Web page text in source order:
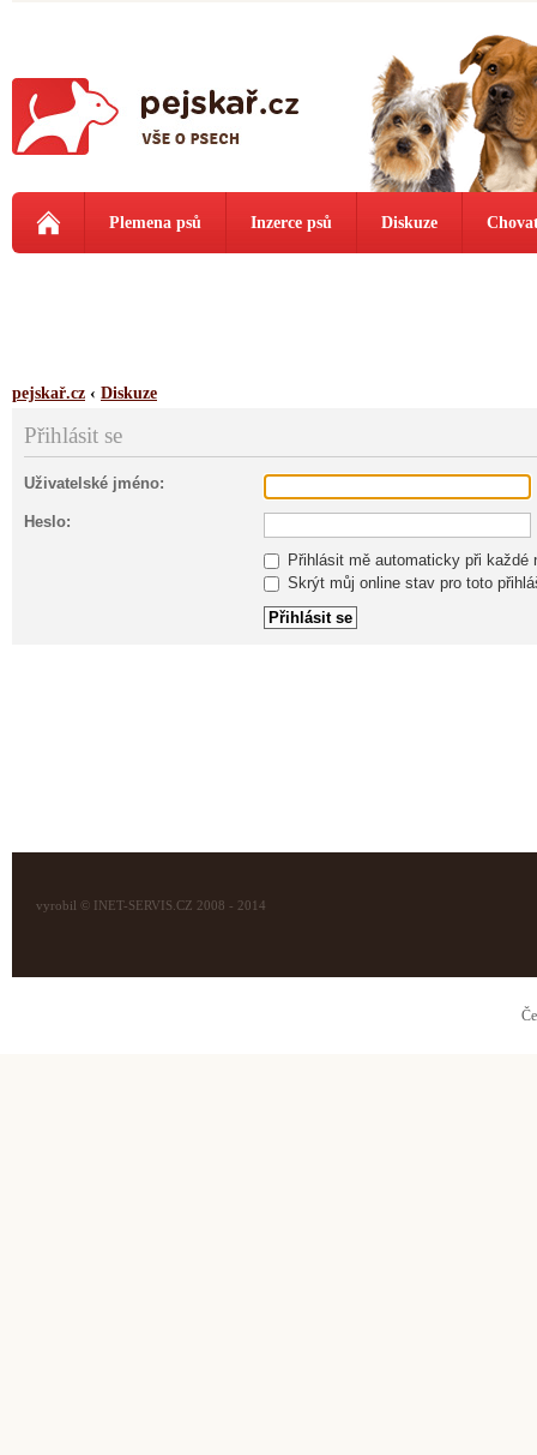
Plemena psů Inzerce psů Diskuze
pejskař.cz ‹ Diskuze
Přihlásit se
Uživatelské jméno:
Heslo:
Přihlásit mě automaticky při každé
Skrýt můj online stav pro toto
vyrobil © INET-SERVIS.CZ 2008 - 2014